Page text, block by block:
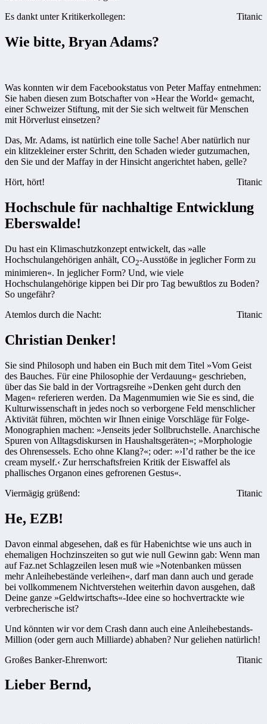
Es dankt unter Kritikerkollegen:
Titanic
Wie bitte, Bryan Adams?
Was konnten wir dem Facebookstatus von Peter Maffay entnehmen:
Sie haben diesen zum Botschafter von »Hear the World« gemacht,
einer Schweizer Stiftung, mit der Sie sich weltweit für Menschen
mit Hörverlust einsetzen?
Das, Mr. Adams, ist natürlich eine tolle Sache! Aber natürlich nur
ein klitzekleiner erster Schritt, den Schaden wieder gutzumachen,
den Sie und der Maffay in der Hinsicht angerichtet haben, gelle?
Hört, hört!
Titanic
Hochschule für nachhaltige Entwicklung
Eberswalde!
Du hast ein Klimaschutzkonzept entwickelt, das »alle
Hochschulangehörigen anhält, CO2-Ausstöße in jeglicher Form zu
minimieren«. In jeglicher Form? Und, wie viele
Hochschulangehörige kippen bei Dir pro Tag bewußtlos zu Boden?
So ungefähr?
Atemlos durch die Nacht:
Titanic
Christian Denker!
Sie sind Philosoph und haben ein Buch mit dem Titel »Vom Geist
des Bauches. Für eine Philosophie der Verdauung« geschrieben,
über das Sie bald in der Vortragsreihe »Denken geht durch den
Magen« referieren werden. Da Magenmumien wie Sie es sind, die
Kulturwissenschaft in jedes noch so verborgene Feld menschlicher
Aktivität führen, möchten wir Ihnen einige Vorschläge für Folge-
Monographien machen: »Jenseits jeder Sollbruchstelle. Anarchische
Spuren von Alltagsdiskursen in Haushaltsgeräten«; »Morphologie
des Ohrensessels. Echo ohne Klang?«; oder: »›I’d rather be the ice
cream myself.‹ Zur herrschaftsfreien Kritik der Eiswaffel als
phallisches Organon eines gefrorenen Gestus«.
Viermägig grüßend:
Titanic
He, EZB!
Davon einmal abgesehen, daß es für Habenichtse wie uns auch in
ehemaligen Hochzinszeiten so gut wie null Gewinn gab: Wenn man
auf Faz.net Schlagzeilen lesen muß wie »Notenbanken müssen
mehr Anleihebestände verleihen«, darf man dann auch und gerade
bei vollkommenem Nichtverstehen weiterhin davon ausgehen, daß
Deine ganze »Geldwirtschafts«-Idee eine so hochvertrackte wie
verbrecherische ist?
Und könnten wir vor dem Crash dann auch eine Anleihebestands-
Million (oder gern auch Milliarde) abhaben? Nur geliehen natürlich!
Großes Banker-Ehrenwort:
Titanic
Lieber Bernd,